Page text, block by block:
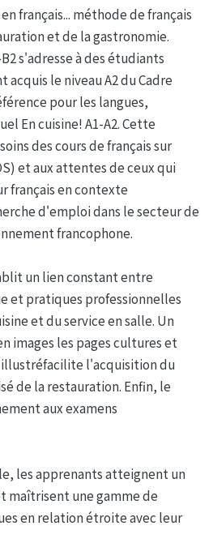
français... méthode de français
et de la gastronomie.
s'adresse à des étudiants
acquis le niveau A2 du Cadre
pour les langues,
En cuisine! A1-A2. Cette
des cours de français sur
et aux attentes de ceux qui
français en contexte
d'emploi dans le secteur de
francophone.
un lien constant entre
et pratiques professionnelles
et du service en salle. Un
images les pages cultures et
illustréfacilite l'acquisition du
de la restauration. Enfin, le
aux examens
les apprenants atteignent un
maîtrisent une gamme de
en relation étroite avec leur